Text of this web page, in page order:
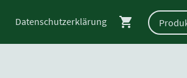
Datenschutzerklärung